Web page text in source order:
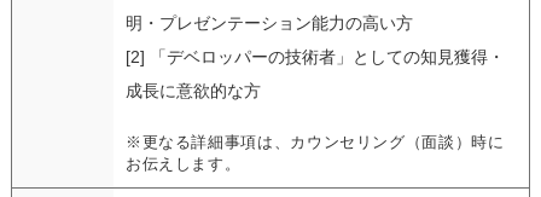
明・プレゼンテーション能力の高い方
[2] 「デベロッパーの技術者」としての知見獲得・
成長に意欲的な方
※更なる詳細事項は、カウンセリング（面談）時に
お伝えします。